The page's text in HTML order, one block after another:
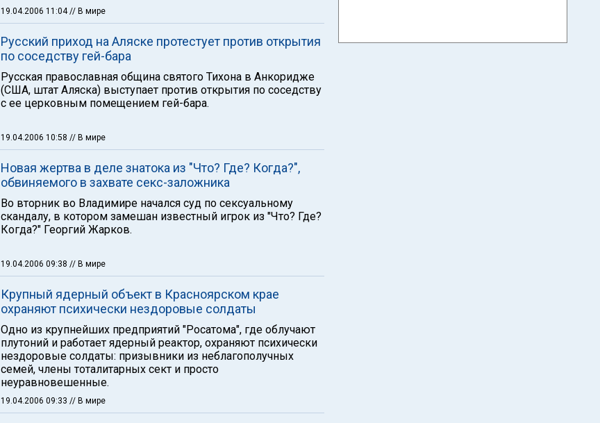
19.04.2006 11:04// В мире
Русский приход на Аляске протестует против открытия
по соседству гей-бара
Русская православная община святого Тихона в Анкоридже
(США, штат Аляска) выступает против открытия по соседству
с ее церковным помещением гей-бара.
19.04.2006 10:58 // В мире
Новая жертва в деле знатока из "Что? Где? Когда?",
обвиняемого в захвате секс-заложника
Во вторник во Владимире начался суд по сексуальному
скандалу, в котором замешан известный игрок из "Что? Где?
Когда?" Георгий Жарков.
19.04.2006 09:38 // В мире
Крупный ядерный объект в Красноярском крае
охраняют психически нездоровые солдаты
Одно из крупнейших предприятий "Росатома", где облучают
плутоний и работает ядерный реактор, охраняют психически
нездоровые солдаты: призывники из неблагополучных
семей, члены тоталитарных сект и просто
неуравновешенные.
19.04.2006 09:33 // В мире